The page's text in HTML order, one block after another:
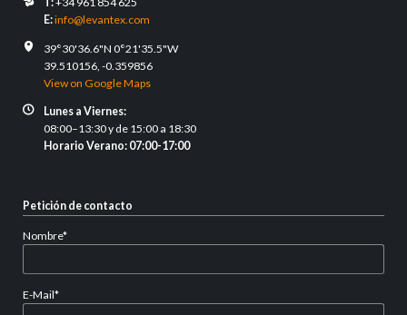
E:info@levantex.com
39°30'36.6"N 0°21'35.5"W
39.510156, -0.359856
View on Google Maps
Lunes a Viernes:
08:00–13:30 y de 15:00 a 18:30
Horario Verano: 07:00-17:00
Petición de contacto
Campo
Nombre*
Campo
E-Mail*